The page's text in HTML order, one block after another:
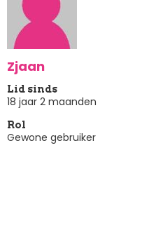
Zjaan
Lid sinds
18 jaar 2 maanden
Rol
Gewone gebruiker